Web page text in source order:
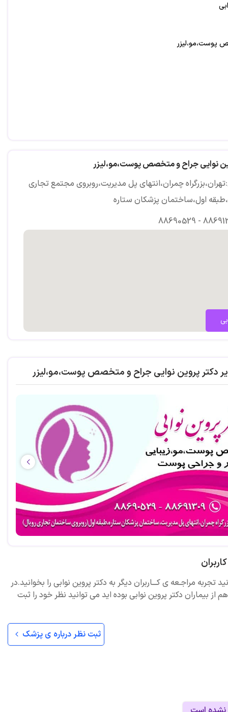
پوست،مو،لیزر
نوایی جراح و متخصص پوست،مو،لیزر
چمران،انتهای پل مدیریت،روبروی مجتمع تجاری
اول،ساختمان پزشکان ستاره
88690529 -
دکتر پروین نوایی جراح و متخصص پوست،مو،لیزر
تجربه مراجـعه ی کـــاربران دیگر به دکتر پروین نوابی را بخوانید.در
از بیماران دکتر پروین نوابی بوده اید می توانید نظر خود را ثبت
ثبت نظر درباره ی پزشک